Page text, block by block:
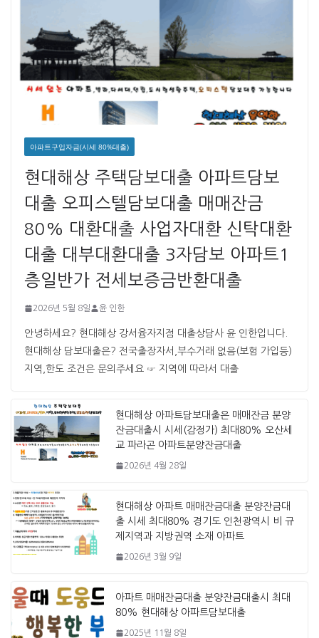
아파트구입자금(시세 80%대출)
현대해상 주택담보대출 아파트담보
대출 오피스텔담보대출 매매잔금
80% 대환대출 사업자대환 신탁대환
대출 대부대환대출 3자담보 아파트1
층일반가 전세보증금반환대출
2026년 5월 8일 윤 인한
안녕하세요? 현대해상 강서융자지점 대출상담사 윤 인한입니다. ​ ​
현대해상 담보대출은? 전국출장자서,부수거래 없음(보험 가입등)
지역,한도 조건은 문의주세요 ☞ 지역에 따라서 대출
현대해상 아파트담보대출은 매매잔금 분양
잔금대출시 시세(감정가) 최대80% 오산세
교 파라곤 아파트분양잔금대출
2026년 4월 28일
현대해상 아파트 매매잔금대출 분양잔금대
출 시세 최대80% 경기도 인천광역시 비 규
제지역과 지방권역 소재 아파트
2026년 3월 9일
아파트 매매잔금대출 분양잔금대출시 최대
80% 현대해상 아파트담보대출
2025년 11월 8일